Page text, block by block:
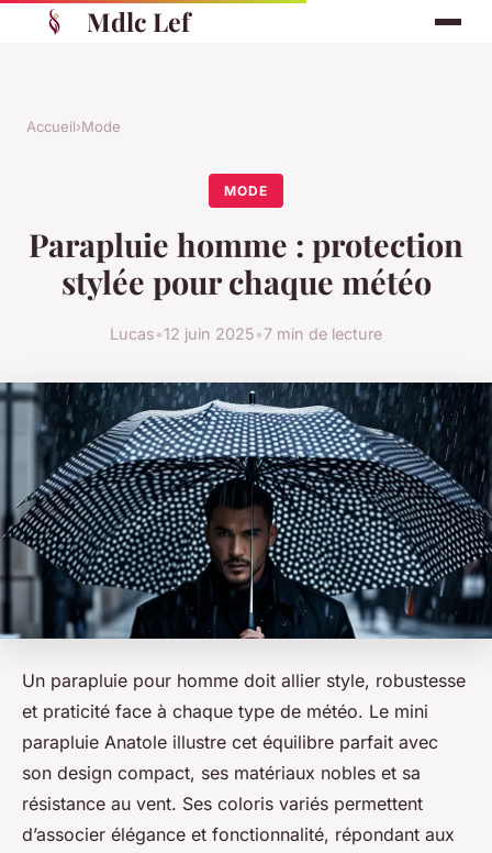
Mdlc Lef
Accueil›Mode
MODE
Parapluie homme : protection
stylée pour chaque météo
Lucas•12 juin 2025•7 min de lecture
Un parapluie pour homme doit allier style, robustesse
et praticité face à chaque type de météo. Le mini
parapluie Anatole illustre cet équilibre parfait avec
son design compact, ses matériaux nobles et sa
résistance au vent. Ses coloris variés permettent
d’associer élégance et fonctionnalité, répondant aux